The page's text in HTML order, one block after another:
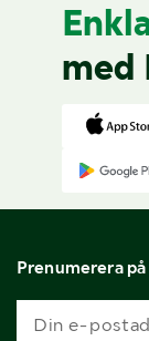
med
Prenumerera